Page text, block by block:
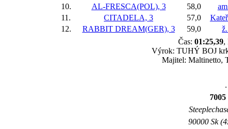
10.
AL-FRESCA(POL), 3 58,0
11.
CITADELA, 3 57,0
12.
RABBIT DREAM(GER), 3 59,0
Čas: 01:25,39,
Výrok: TUHÝ BOJ
Majitel: Maltinetto,
90000 Sk